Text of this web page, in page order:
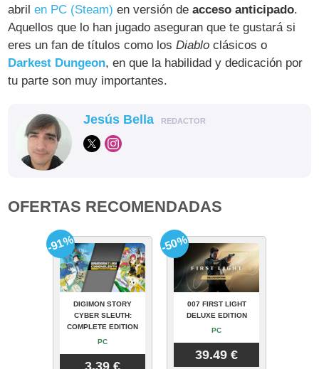
abrilen PC (Steam) en versión deacceso anticipado.
Aquellos que lo han jugado aseguran que te gustará si
eres un fan de títulos como losDiablo clásicos o
Darkest Dungeon, en que la habilidad y dedicación por
tu parte son muy importantes.
Jesús Bella REDACTOR
OFERTAS RECOMENDADAS
DIGIMON STORY
CYBER SLEUTH:
COMPLETE EDITION
PC
-91%
007 FIRST LIGHT
DELUXE EDITION
PC
39.49 €
-50%